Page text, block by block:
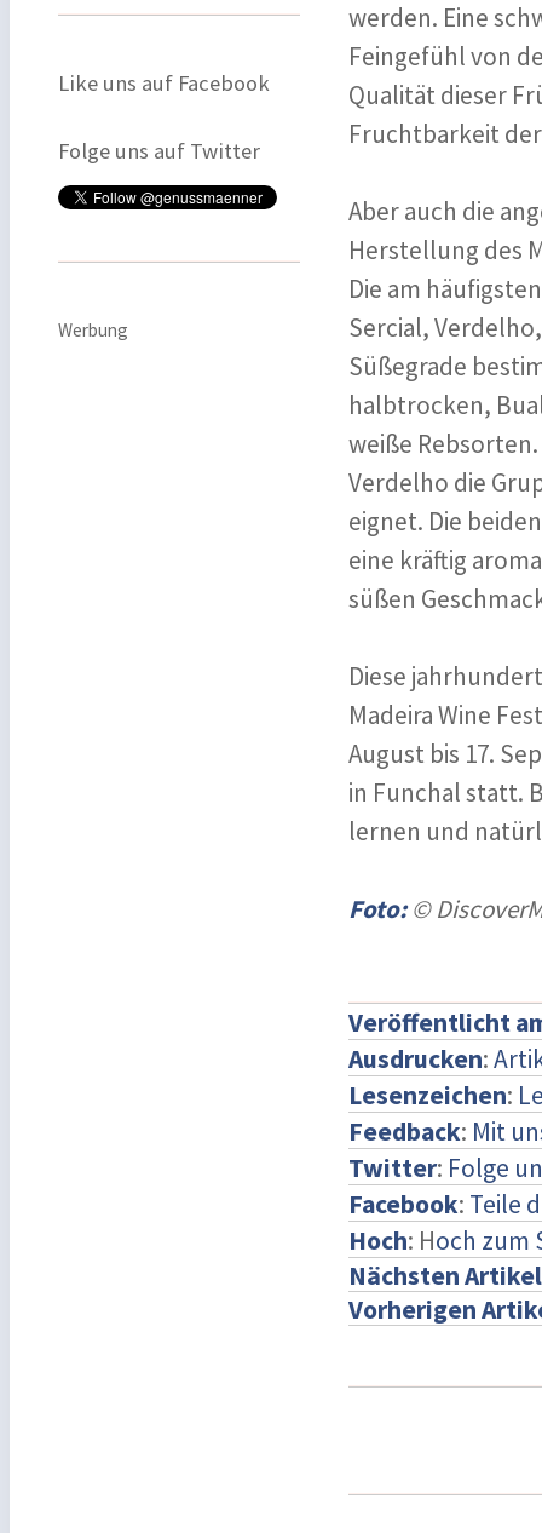
Like uns auf Facebook
Folge uns auf Twitter
Werbung
werden. Eine
Feingefühl von
Qualität dieser
Fruchtbarkeit
Aber auch die
Herstellung des
Die am
Sercial,
Süßegrade
halbtrocken,
weiße
Verdelho die
eignet. Die
eine kräftig
süßen
Diese
Madeira Wine
August bis 17.
in Funchal statt.
lernen und
Foto:©
Veröffentlicht
Ausdrucken:
Lesenzeichen:
Feedback: Mit
Twitter: Folge
Facebook: Teile
Hoch: Hoch zum
Nächsten Artikel
Vorherigen